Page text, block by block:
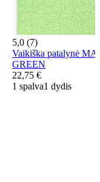
5,0 (7)
Vaikiška patalynė
GREEN
22,75 €
1 spalva1 dydis